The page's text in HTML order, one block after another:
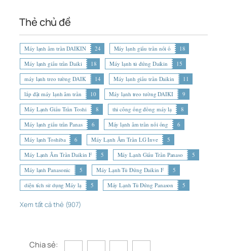
Thẻ chủ đề
Máy lạnh âm trần DAIKIN 24 Máy lạnh giấu trần nối ố
18
Máy lạnh giấu trần Daiki
18 Máy lạnh tủ đứng Daikin
15
máy lạnh treo tường DAIK
14 Máy lạnh giấu trần Daikin
11
lắp đặt máy lạnh âm trần
10 Máy lạnh treo tường DAIKI
9
Máy Lạnh Giấu Trần Toshi
8 thi công ống đồng máy lạ
8
Máy lạnh giấu trần Panas
6 Máy lạnh âm trần nối ống
6
Máy lạnh Toshiba
6 Máy Lạnh Âm Trần LG Inve
5
Máy Lạnh Âm Trần Daikin F
5 Máy Lạnh Giấu Trần Panaso
5
Máy lạnh Panasonic
5 Máy Lạnh Tủ Đứng Daikin F
5
diện tích sử dụng Máy lạ
5 Máy Lạnh Tủ Đứng Panason 5
Xem tất cả thẻ (907)
Chia sẻ: